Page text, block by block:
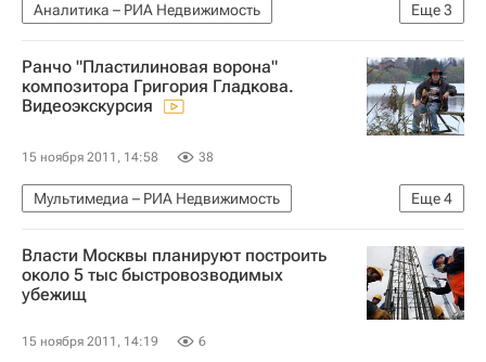
Еще3
Аналитика – РИА Недвижимость
Крупным планом
Строительство Россия
Ранчо "Пластилиновая ворона"
композитора Григория Гладкова.
Видеоэкскурсия
15 ноября 2011, 14:58 38
Еще4
Мультимедиа – РИА Недвижимость
Мультимедиа
Видео - Мультимедиа
Знаменитости
Россия
Власти Москвы планируют построить
около 5 тыс быстровозводимых
убежищ
15 ноября 2011, 14:19 6